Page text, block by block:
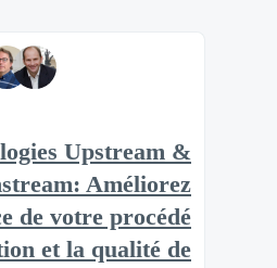
Upstream &
Améliorez
de votre procédé
et la qualité de